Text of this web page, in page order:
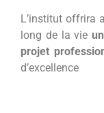
L’institut offrira
long de la vie
projet
d’excellence